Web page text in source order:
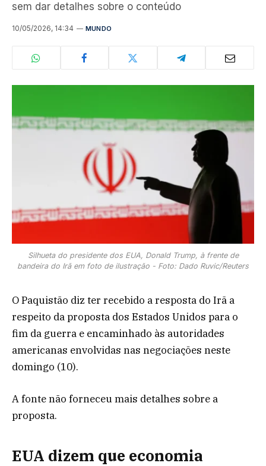
sem dar detalhes sobre o conteúdo
10/05/2026, 14:34 MUNDO
Silhueta do presidente dos EUA, Donald Trump, à frente de
bandeira do Irã em foto de ilustração - Foto: Dado Ruvic/Reuters
O Paquistão diz ter recebido a resposta do Irã a
respeito da proposta dos Estados Unidos para o
fim da guerra e encaminhado às autoridades
americanas envolvidas nas negociações neste
domingo (10).
A fonte não forneceu mais detalhes sobre a
proposta.
EUA dizem que economia